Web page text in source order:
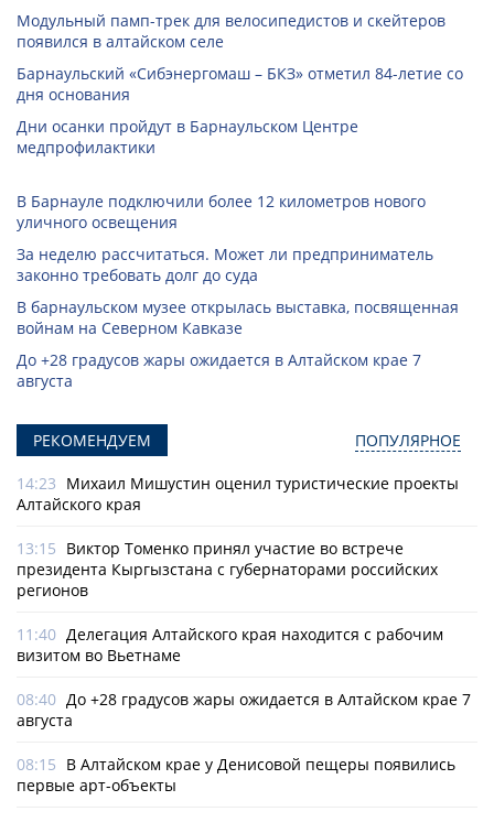
Модульный памп-трек для велосипедистов и скейтеров
появился в алтайском селе
Барнаульский «Сибэнергомаш – БКЗ» отметил 84-летие со
дня основания
Дни осанки пройдут в Барнаульском Центре
медпрофилактики
В Барнауле подключили более 12 километров нового
уличного освещения
За неделю рассчитаться. Может ли предприниматель
законно требовать долг до суда
В барнаульском музее открылась выставка, посвященная
войнам на Северном Кавказе
До +28 градусов жары ожидается в Алтайском крае 7
августа
РЕКОМЕНДУЕМ ПОПУЛЯРНОЕ
14:23 Михаил Мишустин оценил туристические проекты
Алтайского края
13:15 Виктор Томенко принял участие во встрече
президента Кыргызстана с губернаторами российских
регионов
11:40 Делегация Алтайского края находится с рабочим
визитом во Вьетнаме
08:40 До +28 градусов жары ожидается в Алтайском крае 7
августа
08:15 В Алтайском крае у Денисовой пещеры появились
первые арт-объекты